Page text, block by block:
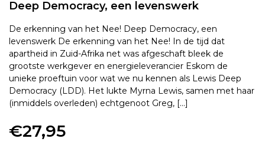
Deep Democracy, een levenswerk
De erkenning van het Nee! Deep Democracy, een
levenswerk De erkenning van het Nee! In de tijd dat
apartheid in Zuid-Afrika net was afgeschaft bleek de
grootste werkgever en energieleverancier Eskom de
unieke proeftuin voor wat we nu kennen als Lewis Deep
Democracy (LDD). Het lukte Myrna Lewis, samen met haar
(inmiddels overleden) echtgenoot Greg, […]
€27,95